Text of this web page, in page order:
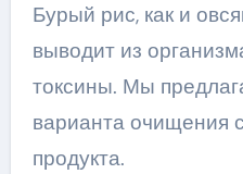
Бурый рис, как и
выводит из
токсины. Мы
варианта очищения
продукта.